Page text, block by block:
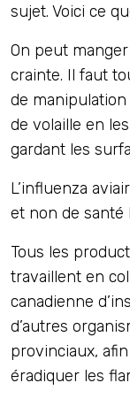
sujet. Voici ce
On peut
crainte. Il faut
de
de volaille en
gardant les
L’influenza
et non de santé
Tous les
travaillent en
canadienne
d’autres
provinciaux,
éradiquer les